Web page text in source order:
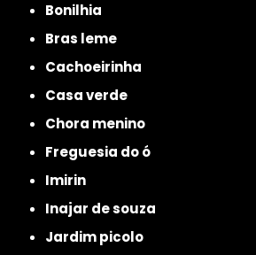
bonilhia
bras leme
cachoeirinha
casa verde
chora menino
freguesia do ó
imirin
inajar de souza
jardim picolo